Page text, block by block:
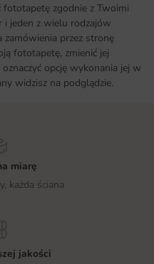
zgodnie z Twoimi
i jeden z wielu rodzajów
zamówienia przez stronę
fototapetę, zmienić jej
opcję wykonania jej w
widzisz na podglądzie.
miarę
każda ściana
jakości